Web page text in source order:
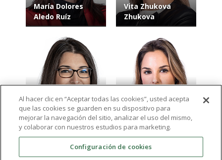
María Dolores
Aledo Ruíz
Vita Zhukova
Zhukova
Mercedes
Carmona
Martínez
Carmen María
Carrillo González
Al hacer clic en “Aceptar todas las cookies”, usted acepta
que las cookies se guarden en su dispositivo para
mejorar la navegación del sitio, analizar el uso del mismo,
y colaborar con nuestros estudios para marketing.
Configuración de cookies